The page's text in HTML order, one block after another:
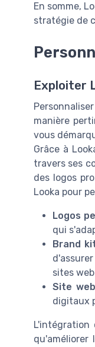
En somme,
stratégie de
Exploiter
manière
vous
Grâce à
travers ses
des logos
Looka pour
Logos
qui
Brand
sites
Site
digitaux
qu'améliorer